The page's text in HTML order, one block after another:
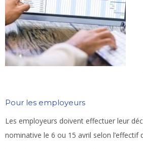
Pour les employeurs
Les employeurs doivent effectuer leur
nominative le 6 ou 15 avril selon l’effectif